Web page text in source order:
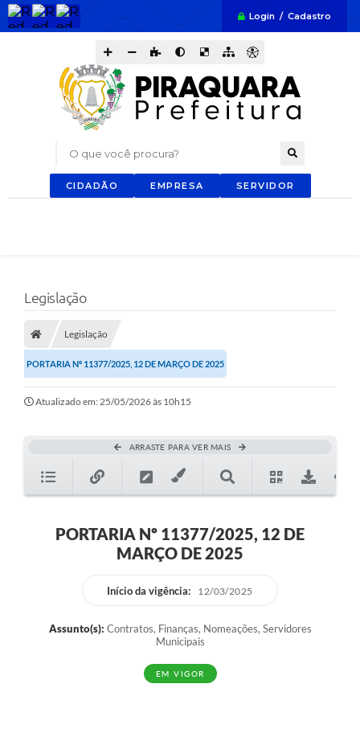
Login / Cadastro
O que você procura?
CIDADÃO EMPRESA SERVIDOR
Legislação
Legislação
PORTARIA Nº 11377/2025, 12 DE MARÇO DE 2025
Atualizado em: 25/05/2026 às 10h15
ARRASTE PARA VER MAIS
PORTARIA Nº 11377/2025, 12 DE
MARÇO DE 2025
Início da vigência: 12/03/2025
Assunto(s): Contratos, Finanças, Nomeações, Servidores
Municipais
EM VIGOR